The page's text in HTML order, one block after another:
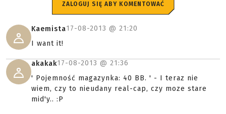
ZALOGUJ SIĘ ABY KOMENTOWAĆ
Kaemista17-08-2013 @ 21:20
I want it!
akakak17-08-2013 @ 21:36
' Pojemność magazynka: 40 BB. ' - I teraz nie
wiem, czy to nieudany real-cap, czy moze stare
mid'y.. :P